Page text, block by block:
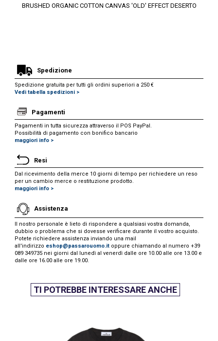
BRUSHED ORGANIC COTTON CANVAS 'OLD' EFFECT DESERTO
Spedizione
Spedizione gratuita per tutti gli ordini superiori a 250 €
Vedi tabella spedizioni >
Pagamenti
Pagamenti in tutta sicurezza attraverso il POS PayPal.
Possibilità di pagamento con bonifico bancario
maggiori info >
Resi
Dal ricevimento della merce 10 giorni di tempo per richiedere un reso
per un cambio merce o restituzione prodotto.
maggiori info >
Assistenza
Il nostro personale è lieto di rispondere a qualsiasi vostra domanda,
dubbio o problema che si dovesse verificare durante il vostro acquisto.
Potete richiedere assistenza inviando una mail
all'indirizzo eshop@passarouomo.it oppure chiamando al numero +39
089 349735 nei giorni dal lunedì al venerdì dalle ore 10.00 alle ore 13.00 e
dalle ore 16.00 alle ore 19.00.
TI POTREBBE INTERESSARE ANCHE